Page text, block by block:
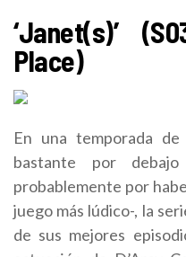
‘Janet(s)’
Place)
En una temporada
bastante por
probablemente por
juego más lúdico-, la
de sus mejores